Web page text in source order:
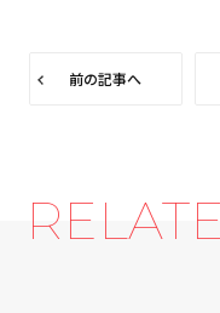
前の記事へ